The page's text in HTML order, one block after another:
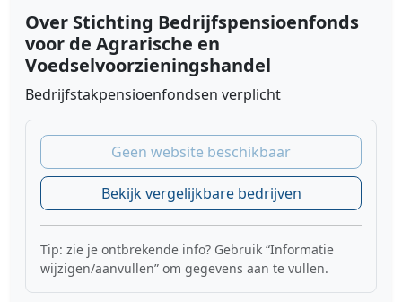
Over Stichting Bedrijfspensioenfonds
voor de Agrarische en
Voedselvoorzieningshandel
Bedrijfstakpensioenfondsen verplicht
Geen website beschikbaar
Bekijk vergelijkbare bedrijven
Tip: zie je ontbrekende info? Gebruik “Informatie
wijzigen/aanvullen” om gegevens aan te vullen.